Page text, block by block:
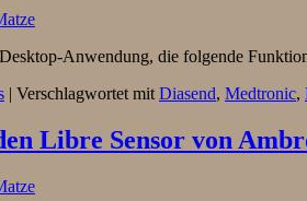
Anwendung, die folgende
| Verschlagwortet mit Diasend, Medtronic,
Libre Sensor von